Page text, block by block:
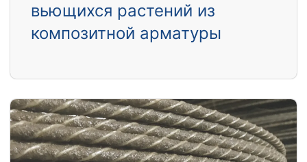
вьющихся растений из
композитной арматуры